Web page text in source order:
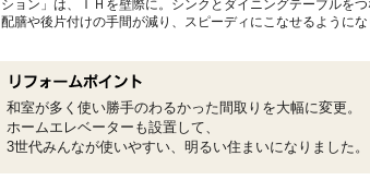
ション」は、ＩＨを壁際に。シンクとダイニングテーブルを
配膳や後片付けの手間が減り、スピーディにこなせるようにな
和室が多く使い勝手のわるかった間取りを大幅に変更。
ホームエレベーターも設置して、
3世代みんなが使いやすい、明るい住まいになりました。